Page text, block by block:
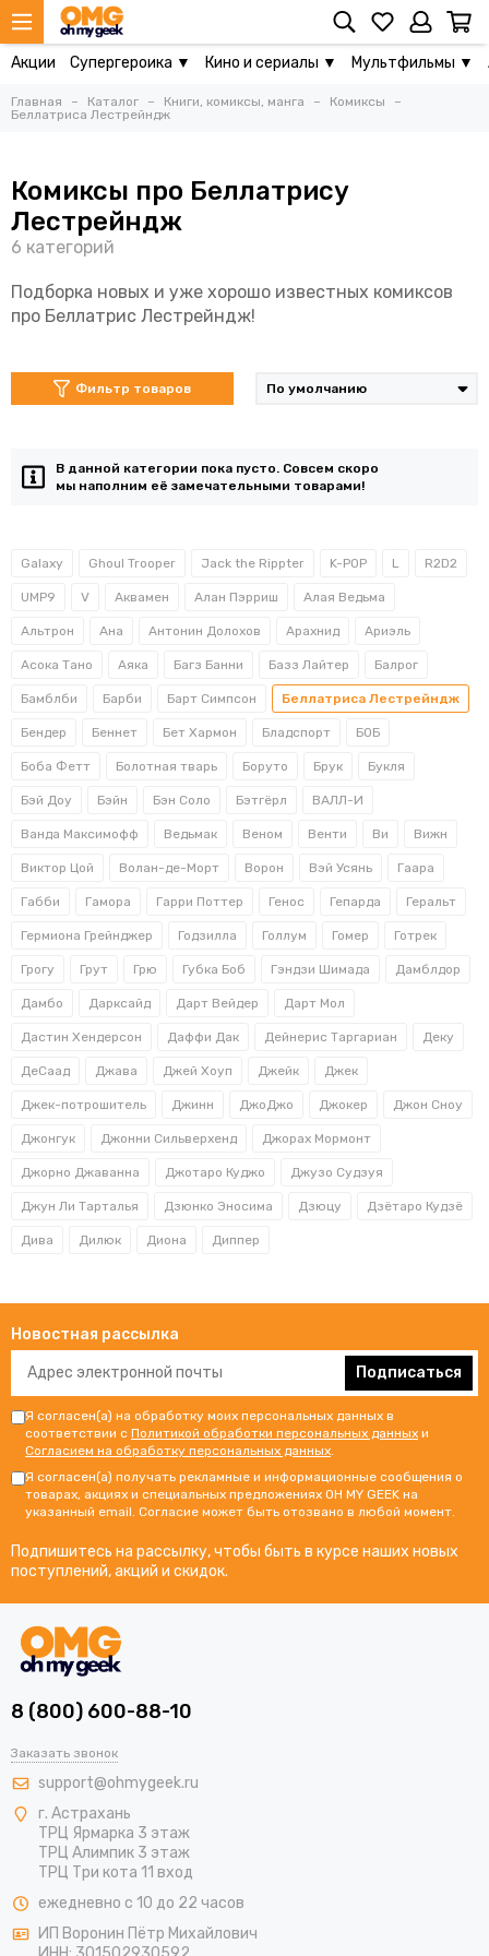
Акции Супергероика ▼ Кино и сериалы ▼ Мультфильмы ▼
Главная Каталог Книги, комиксы, манга
Комиксы
Беллатриса Лестрейндж
Комиксы про Беллатрису
Лестрейндж
Подборка новых и уже хорошо известных комиксов
про Беллатрис Лестрейндж!
Фильтр товаров
В данной категории пока пусто. Совсем скоро
мы наполним её замечательными товарами!
Galaxy Ghoul Trooper Jack the Rippter K-POP L R2D2
UMP9 V Аквамен Алан Пэрриш Алая Ведьма
Альтрон Ана Антонин Долохов Арахнид Ариэль
Асока Тано Аяка Багз Банни Базз Лайтер Балрог
Бамблби Барби Барт Симпсон Беллатриса Лестрейндж
Бендер Беннет Бет Хармон Бладспорт БОБ
Боба Фетт Болотная тварь Боруто Брук Букля
Бэй Доу Бэйн Бэн Соло Бэтгёрл ВАЛЛ-И
Ванда Максимофф Ведьмак Веном Венти Ви Вижн
Виктор Цой Волан-де-Морт Ворон Вэй Усянь Гаара
Габби Гамора Гарри Поттер Генос Гепарда Геральт
Гермиона Грейнджер Годзилла Голлум Гомер Готрек
Грогу Грут Грю Губка Боб Гэндзи Шимада Дамблдор
Дамбо Дарксайд Дарт Вейдер Дарт Мол
Дастин Хендерсон Даффи Дак Дейнерис Таргариан Деку
ДеСаад Джава Джей Хоуп Джейк Джек
Джек-потрошитель Джинн ДжоДжо Джокер Джон Сноу
Джонгук Джонни Сильверхенд Джорах Мормонт
Джорно Джаванна Джотаро Куджо Джузо Судзуя
Джун Ли Тарталья Дзюнко Эносима Дзюцу Дзётаро Кудзё
Дива Дилюк Диона Диппер
Новостная рассылка
Подписаться
Я согласен(а) на обработку моих персональных данных в
соответствии с Политикой обработки персональных данных и
Согласием на обработку персональных данных.
Я согласен(а) получать рекламные и информационные сообщения о
товарах, акциях и специальных предложениях OH MY GEEK на
указанный email. Согласие может быть отозвано в любой момент.
Подпишитесь на рассылку, чтобы быть в курсе наших новых
поступлений, акций и скидок.
8 (800) 600-88-10
Заказать звонок
support@ohmygeek.ru
г. Астрахань
ТРЦ Ярмарка 3 этаж
ТРЦ Алимпик 3 этаж
ТРЦ Три кота 11 вход
ежедневно с 10 до 22 часов
ИП Воронин Пётр Михайлович